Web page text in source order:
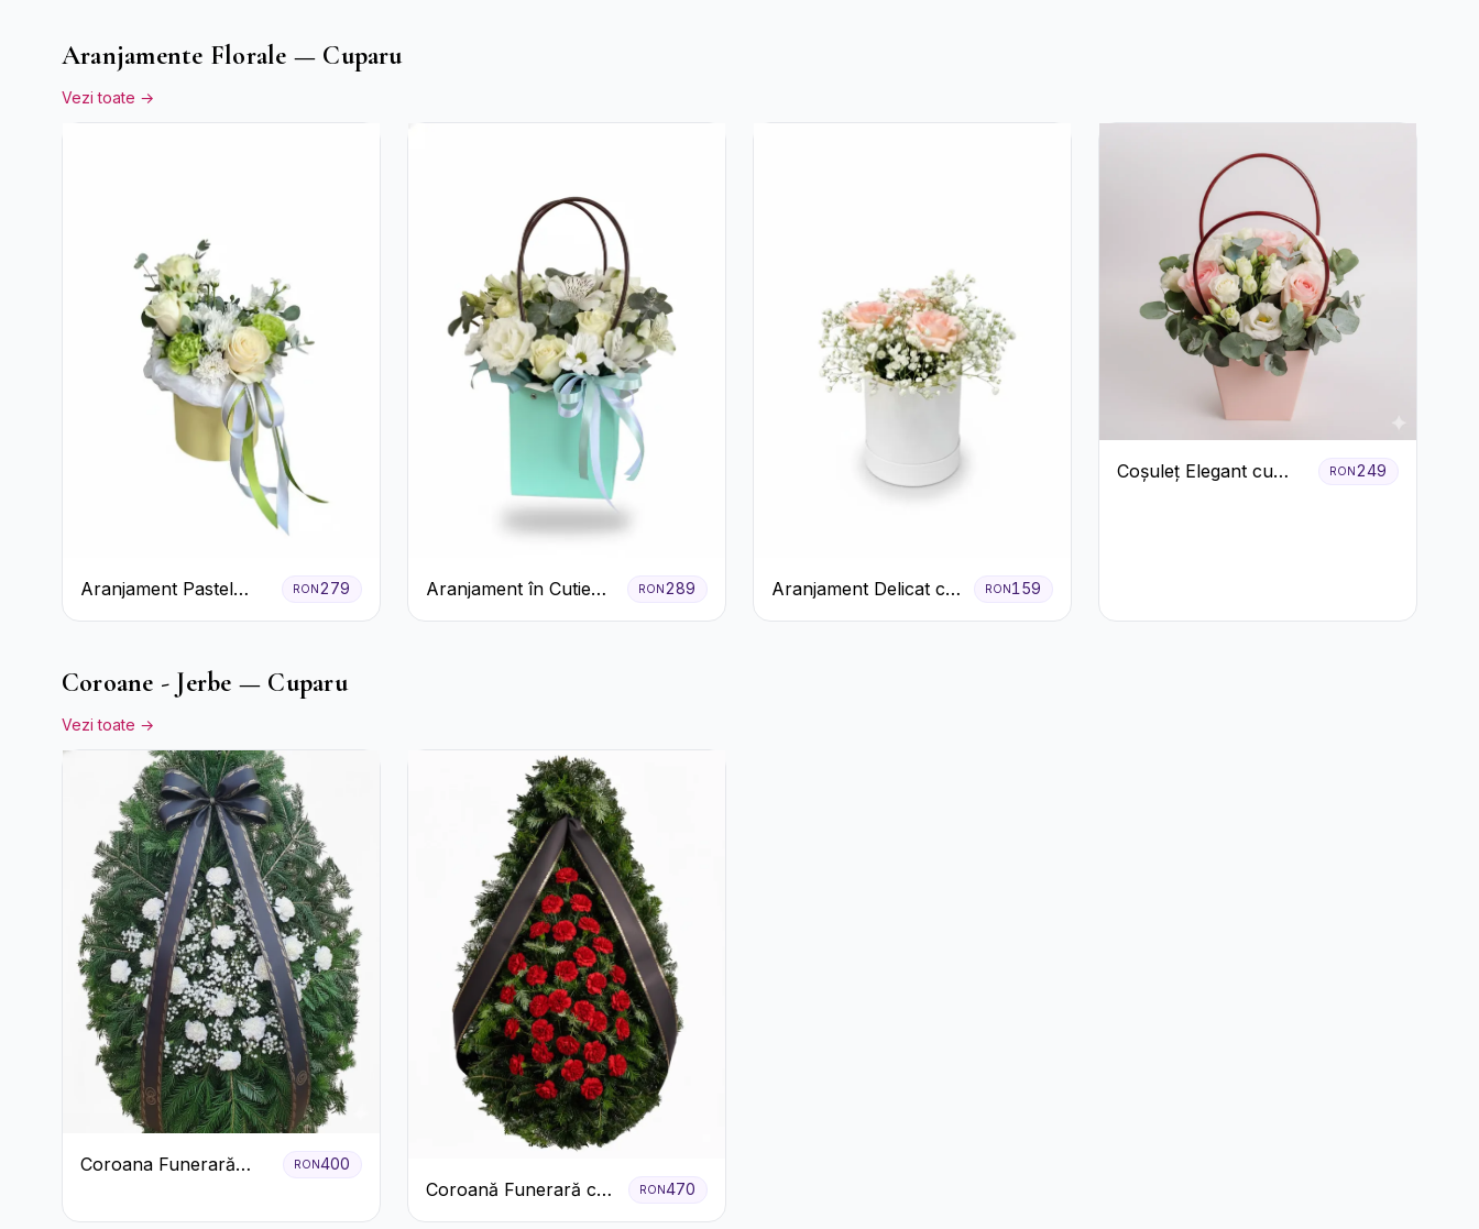
Aranjamente Florale — Cuparu
Vezi toate →
Aranjament Pastel
Verde în Cutie Galben
RON279
Aranjament în Cutie
Verde Mentă cu
RON289
Aranjament Delicat cu
3 Trandafiri Roz în
RON159
Coșuleț Elegant cu
RON249
Coroane - Jerbe — Cuparu
Vezi toate →
Coroana Funerară
RON400
Coroană Funerară cu
Garoafe
RON470